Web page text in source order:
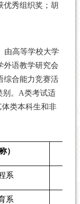
优秀组织奖；胡
由高等学校大学
外语教学研究会
综合能力竞赛活
别。A类考试适
类本科生和非
）
系
系